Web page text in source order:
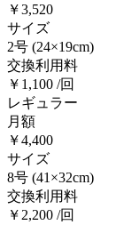
￥3,520
サイズ
2号 (24×19cm)
交換利用料
￥1,100 /回
レギュラー
月額
￥4,400
サイズ
8号 (41×32cm)
交換利用料
￥2,200 /回